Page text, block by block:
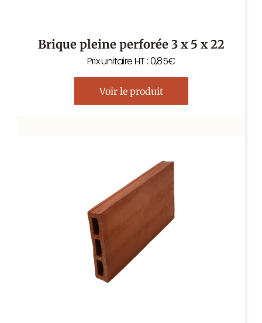
Brique pleine perforée 3 x 5 x 22
Prix unitaire HT : 0,85€
Voir le produit